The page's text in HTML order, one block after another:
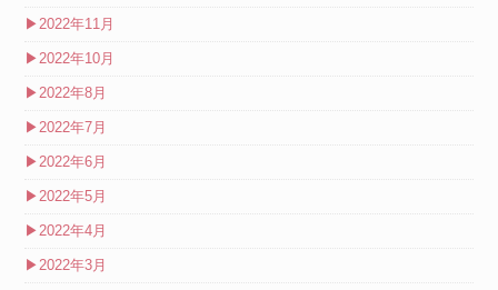
▶2022年11月
▶2022年10月
▶2022年8月
▶2022年7月
▶2022年6月
▶2022年5月
▶2022年4月
▶2022年3月